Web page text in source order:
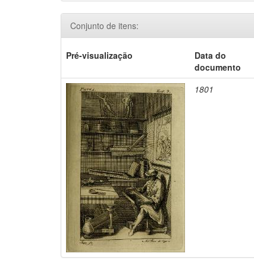
Conjunto de itens:
Pré-visualização
Data do
documento
1801